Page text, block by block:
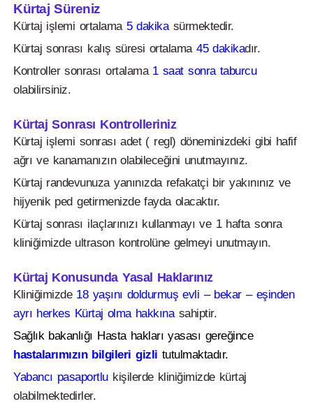
Kürtaj Süreniz
Kürtaj işlemi ortalama 5 dakikasürmektedir.
Kürtaj sonrası kalış süresi ortalama45 dakikadır.
Kontroller sonrası ortalama 1 saat sonra taburcu
olabilirsiniz.
Kürtaj Sonrası Kontrolleriniz
Kürtaj işlemi sonrası adet ( regl) döneminizdeki gibi hafif
ağrı ve kanamanızın olabileceğini unutmayınız.
Kürtaj randevunuza yanınızda refakatçi bir yakınınız ve
hijyenik ped getirmenizde fayda olacaktır.
Kürtaj sonrası ilaçlarınızı kullanmayı ve 1 hafta sonra
kliniğimizde ultrason kontrolüne gelmeyi unutmayın.
Kürtaj Konusunda Yasal Haklarınız
Kliniğimizde18 yaşını doldurmuş evli – bekar – eşinden
ayrı herkes Kürtaj olma hakkınasahiptir.
Sağlık bakanlığı Hasta hakları yasası gereğince
hastalarımızın bilgileri gizli tutulmaktadır.
Yabancı pasaportlukişilerde kliniğimizde kürtaj
olabilmektedirler.